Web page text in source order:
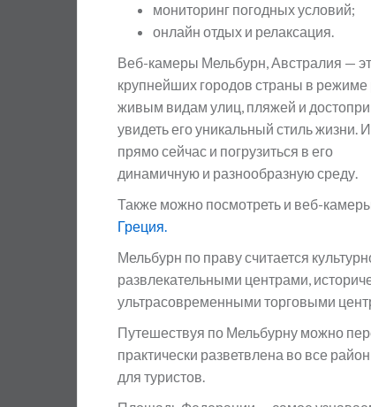
мониторинг погодных условий;
онлайн отдых и релаксация.
Веб-камеры Мельбурн, Австралия —
крупнейших городов страны в
живым видам улиц, пляжей и
увидеть его уникальный стиль
прямо сейчас и погрузиться в его
динамичную и разнообразную среду.
Также можно посмотреть и веб-
Греция.
Мельбурн по праву считается
развлекательными центрами,
ультрасовременными торговыми
Путешествуя по Мельбурну можно
практически разветвлена во все
для туристов.